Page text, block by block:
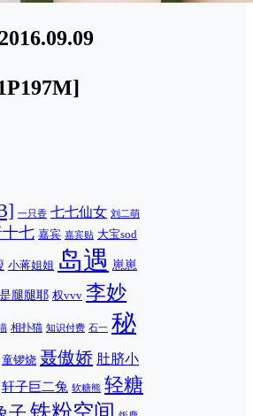
一只香 七七仙女 刘二萌
十七 嘉宾 嘉宾贴 大宝sod
小蒋姐姐 岛遇 崽崽
是腿腿耶 权vvv 李妙
相扑猫 知识付费 石一 秘
童锣烧 聂傲娇 肚脐小
轩子巨二兔 软糖熊 轻糖
子 铁粉空间